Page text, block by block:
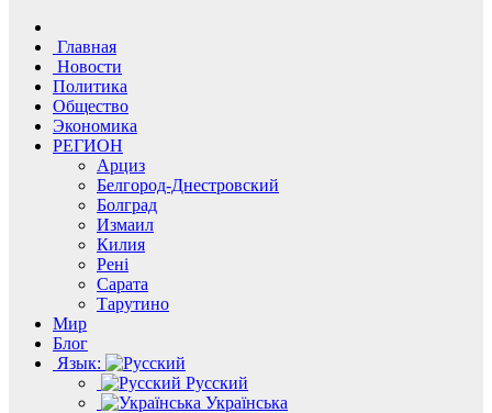
Главная
Новости
Политика
Общество
Экономика
РЕГИОН
Арциз
Белгород-Днестровский
Болград
Измаил
Килия
Рені
Сарата
Тарутино
Мир
Блог
Язык:
Русский
Українська